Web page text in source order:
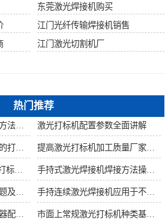
东莞激光焊接机购买
江门光纤传输焊接机销售
江门激光切割机厂
热门推荐
激光打标机配置参数全面讲解